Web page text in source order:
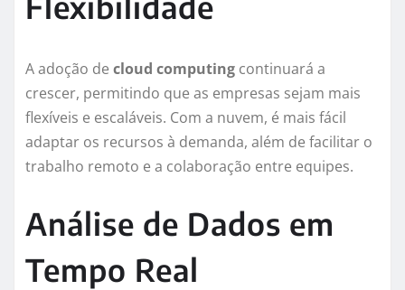
A adoção de cloud computing continuará a
crescer, permitindo que as empresas sejam mais
flexíveis e escaláveis. Com a nuvem, é mais fácil
adaptar os recursos à demanda, além de facilitar o
trabalho remoto e a colaboração entre equipes.
Análise de Dados em
Tempo Real